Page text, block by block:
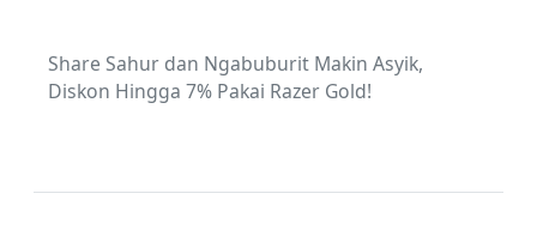
Share Sahur dan Ngabuburit Makin Asyik,
Diskon Hingga 7% Pakai Razer Gold!